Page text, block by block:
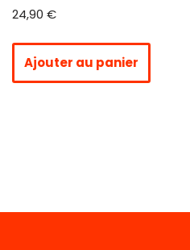
24,90 €
Ajouter au panier